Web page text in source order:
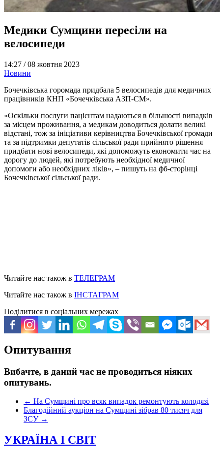
Медики Сумщини пересіли на
велосипеди
14:27 /08 жовтня 2023
Новини
Бочечківська горомада придбала 5 велосипедів для медичних
працівників КНП «Бочечківська АЗП-СМ».
«Оскільки послуги пацієнтам надаються в більшості випадків
за місцем проживання, а медикам доводиться долати великі
відстані, тож за ініціативи керівництва Бочечківської громади
та за підтримки депутатів сільської ради прийнято рішення
придбати нові велосипеди, які допоможуть економити час на
дорогу до людей, які потребують необхідної медичної
допомоги або необхідних ліків», – пишуть на фб-сторінці
Бочечківської сільської ради.
Читайте нас також в ТЕЛЕГРАМ
Читайте нас також в ІНСТАГРАМ
Поділитися в соціальних мережах
Опитування
Вибачте, в даний час не проводиться ніяких
опитувань.
← На Сумщині про всяк випадок ремонтують колодязі
Благодійний аукціон на Сумщині зібрав 80 тисяч для
ЗСУ →
УКРАЇНА І СВІТ